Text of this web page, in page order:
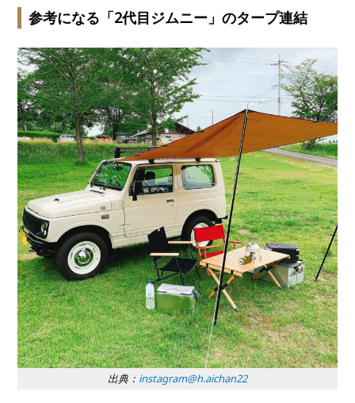
参考になる「2代目ジムニー」のタープ連結
出典： instagram@h.aichan22